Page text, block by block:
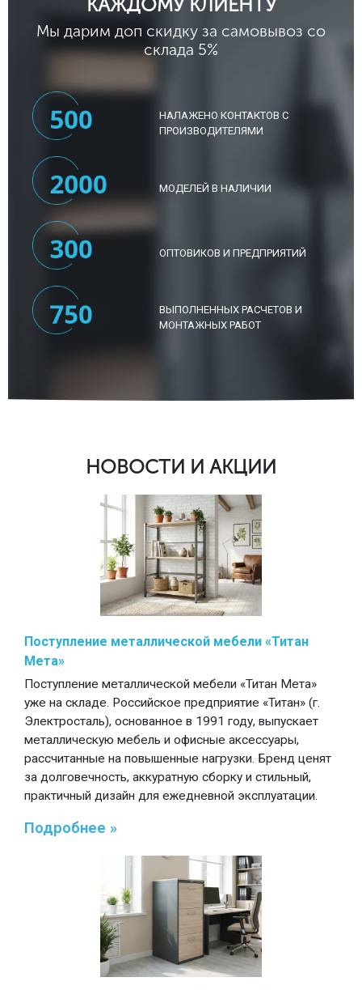
Мы дарим доп скидку за самовывоз со
склада 5%
НАЛАЖЕНО КОНТАКТОВ С
ПРОИЗВОДИТЕЛЯМИ
МОДЕЛЕЙ В НАЛИЧИИ
ОПТОВИКОВ И ПРЕДПРИЯТИЙ
ВЫПОЛНЕННЫХ РАСЧЕТОВ И
МОНТАЖНЫХ РАБОТ
НОВОСТИ И АКЦИИ
Поступление металлической мебели «Титан
Мета»
Поступление металлической мебели «Титан Мета»
уже на складе. Российское предприятие «Титан» (г.
Электросталь), основанное в 1991 году, выпускает
металлическую мебель и офисные аксессуары,
рассчитанные на повышенные нагрузки. Бренд ценят
за долговечность, аккуратную сборку и стильный,
практичный дизайн для ежедневной эксплуатации.
Подробнее »